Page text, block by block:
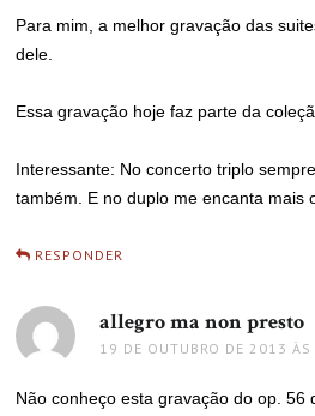
Para mim, a melhor gravação das
dele.
Essa gravação hoje faz parte da
Interessante: No concerto triplo
também. E no duplo me encanta mais
RESPONDER
allegro ma non presto
19 DE OUTUBRO DE 2013
Não conheço esta gravação do op. 56